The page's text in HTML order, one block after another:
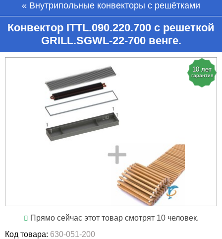
Внутрипольные конвекторы с решётками
Конвектор ITTL.090.220.700 с решеткой
GRILL.SGWL-22-700 венге.
10 лет
гарантия
Прямо сейчас этот товар смотрят 10 человек.
Код товара: 630-051-200